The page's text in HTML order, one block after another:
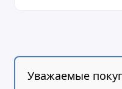
Функции телефонии:
Удержание,
Уважаемые